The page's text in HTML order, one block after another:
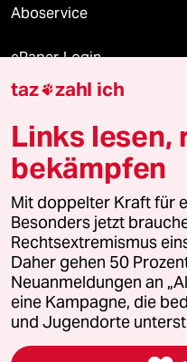
Aboservice
ePaper Login
Downloads für
© 2026 taz Verlags und
Alle Rechte vorbehalten. Bei
wenden Sie sich bitte an
Feedback
Leitlinie Informant
Seitenwende
taz zahl ich
Links lesen,
bekämpfen
Mit doppelter Kraft für
Besonders jetzt
Rechtsextremismus
Daher gehen 50
Neuanmeldungen an
eine Kampagne, die
und Jugendorte